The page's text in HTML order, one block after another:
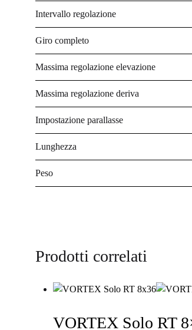
Intervallo regolazione
Giro completo
Massima regolazione elevazione
Massima regolazione deriva
Impostazione parallasse
Lunghezza
Peso
Prodotti correlati
VORTEX Solo RT